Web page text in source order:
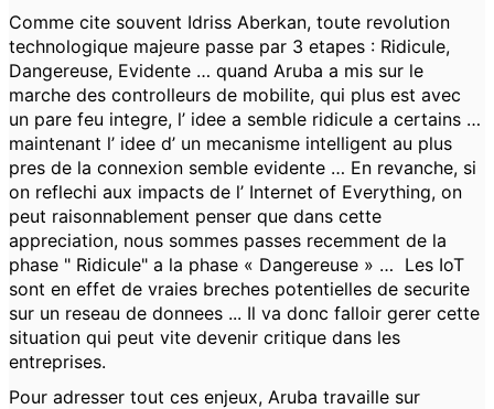
Comme cite souvent Idriss Aberkan, toute revolution
technologique majeure passe par 3 etapes : Ridicule,
Dangereuse, Evidente … quand Aruba a mis sur le
marche des controlleurs de mobilite, qui plus est avec
un pare feu integre, l’ idee a semble ridicule a certains …
maintenant l’ idee d’ un mecanisme intelligent au plus
pres de la connexion semble evidente … En revanche, si
on reflechi aux impacts de l’ Internet of Everything, on
peut raisonnablement penser que dans cette
appreciation, nous sommes passes recemment de la
phase " Ridicule" a la phase « Dangereuse » … Les IoT
sont en effet de vraies breches potentielles de securite
sur un reseau de donnees ... Il va donc falloir gerer cette
situation qui peut vite devenir critique dans les
entreprises.
Pour adresser tout ces enjeux, Aruba travaille sur